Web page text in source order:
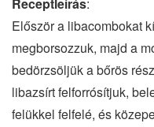
Először a libacombokat
megborsozzuk, majd a
bedörzsöljük a bőrös
libazsírt felforrósítjuk,
felükkel felfelé, és